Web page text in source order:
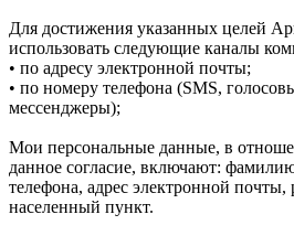
Для достижения указанных целей
использовать следующие каналы
• по адресу электронной почты;
• по номеру телефона (SMS,
мессенджеры);
Мои персональные данные, в
данное согласие, включают:
телефона, адрес электронной
населенный пункт.